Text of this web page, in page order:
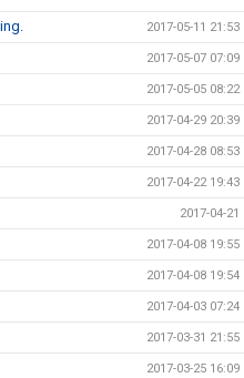
2017-05-11 21:53
2017-05-07 07:09
2017-05-05 08:22
2017-04-29 20:39
2017-04-28 08:53
2017-04-22 19:43
2017-04-21
2017-04-08 19:55
2017-04-08 19:54
2017-04-03 07:24
2017-03-31 21:55
2017-03-25 16:09